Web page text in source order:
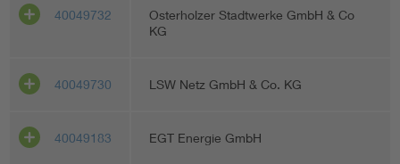
40049732
Osterholzer Stadtwerke GmbH & Co
KG
40049730 LSW Netz GmbH & Co. KG
40049183 EGT Energie GmbH